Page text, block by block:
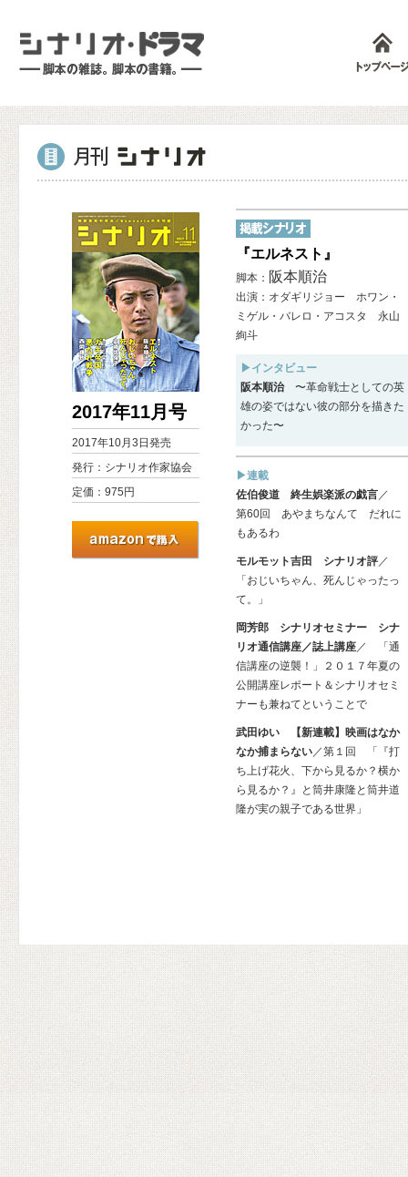
『エルネスト』
脚本： 阪本順治
出演：オダギリジョー ホワン・
ミゲル・バレロ・アコスタ 永山
絢斗
▶インタビュー
阪本順治 〜革命戦士としての英
雄の姿ではない彼の部分を描きた
かった〜
▶連載
佐伯俊道 終生娯楽派の戯言／
第60回 あやまちなんて だれに
もあるわ
モルモット吉田 シナリオ評／
「おじいちゃん、死んじゃったっ
て。」
岡芳郎 シナリオセミナー シナ
リオ通信講座／誌上講座／ 「通
信講座の逆襲！」２０１７年夏の
公開講座レポート＆シナリオセミ
ナーも兼ねてということで
武田ゆい 【新連載】映画はなか
なか捕まらない／第１回 「『打
ち上げ花火、下から見るか？横か
ら見るか？』と筒井康隆と筒井道
隆が実の親子である世界」
2017年11月号
2017年10月3日発売
発行：シナリオ作家協会
定価：975円